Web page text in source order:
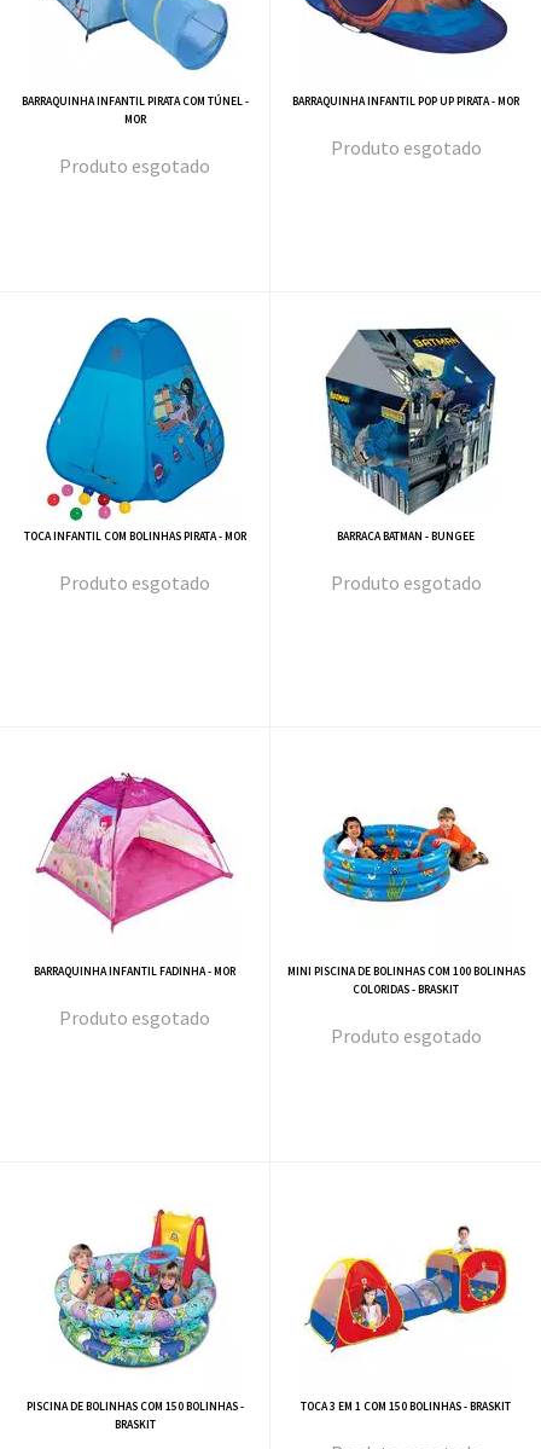
BARRAQUINHA INFANTIL PIRATA COM TÚNEL -
MOR
esgotado
BARRAQUINHA INFANTIL POP UP PIRATA - MOR
esgotado
TOCA INFANTIL COM BOLINHAS PIRATA - MOR
esgotado
BARRACA BATMAN - BUNGEE
esgotado
BARRAQUINHA INFANTIL FADINHA - MOR
esgotado
MINI PISCINA DE BOLINHAS COM 100 BOLINHAS
COLORIDAS - BRASKIT
esgotado
PISCINA DE BOLINHAS COM 150 BOLINHAS -
BRASKIT
TOCA 3 EM 1 COM 150 BOLINHAS - BRASKIT